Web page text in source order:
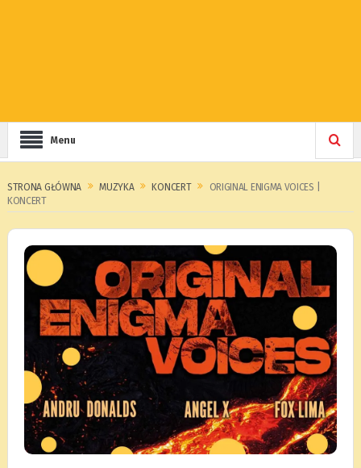
Menu
STRONA GŁÓWNA MUZYKA KONCERT
ORIGINAL ENIGMA VOICES |
KONCERT